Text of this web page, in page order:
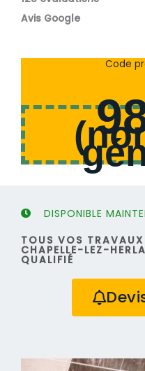
s
Avis Google
Code
(
DISPONIBLE
TOUS VOS TRAVAUX
CHAPELLE-LEZ-
QUALIFIÉ